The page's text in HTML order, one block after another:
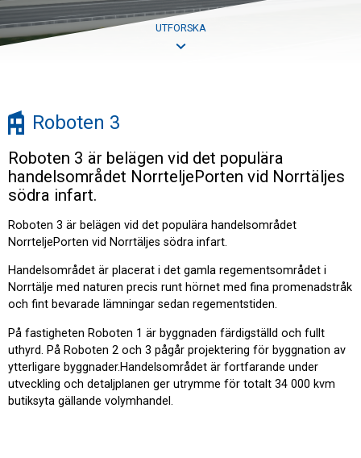
UTFORSKA
Roboten 3
Roboten 3 är belägen vid det populära
handelsområdet NorrteljePorten vid Norrtäljes
södra infart.
Roboten 3 är belägen vid det populära handelsområdet
NorrteljePorten vid Norrtäljes södra infart.
Handelsområdet är placerat i det gamla regementsområdet i
Norrtälje med naturen precis runt hörnet med fina promenadstråk
och fint bevarade lämningar sedan regementstiden.
På fastigheten Roboten 1 är byggnaden färdigställd och fullt
uthyrd. På Roboten 2 och 3 pågår projektering för byggnation av
ytterligare byggnader.Handelsområdet är fortfarande under
utveckling och detaljplanen ger utrymme för totalt 34 000 kvm
butiksyta gällande volymhandel.